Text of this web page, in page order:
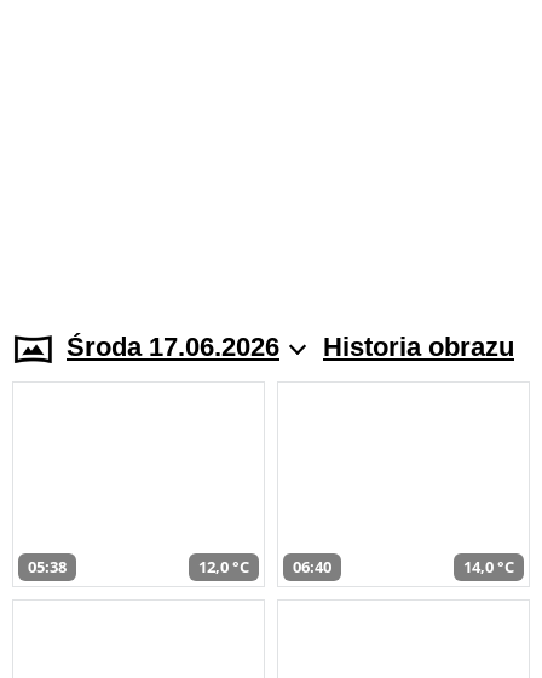
Środa 17.06.2026 Historia obrazu
05:38 12,0 °C 06:40 14,0 °C